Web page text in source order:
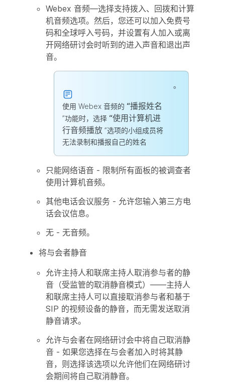
Webex 音频—选择支持拨入、回拨和计算
机音频选项。然后，您还可以加入免费号
码和全球呼入号码，并设置有人加入或离
开网络研讨会时听到的进入声音和退出声
音。
使用 Webex 音频的 “播报姓名
”功能时，选择 “使用计算机进
行音频播放 ”选项的小组成员将
无法录制和播报自己的姓名
。
只能网络语音 - 限制所有面板的被调查者
使用计算机音频。
其他电话会议服务 - 允许您输入第三方电
话会议信息。
无 - 无音频。
将与会者静音
允许主持人和联席主持人取消参与者的静
音（受监管的取消静音模式）——主持人
和联席主持人可以直接取消参与者和基于
SIP 的视频设备的静音，而无需发送取消
静音请求。
允许与会者在网络研讨会中将自己取消静
音 - 如果您选择在与会者加入时将其静
音，则选择该选项以允许他们在网络研讨
会期间将自己取消静音。